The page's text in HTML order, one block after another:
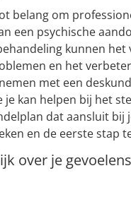
belang om
een psychische
kunnen
en het
met een
je kan helpen bij het
dat aansluit
en de eerste stap
over je